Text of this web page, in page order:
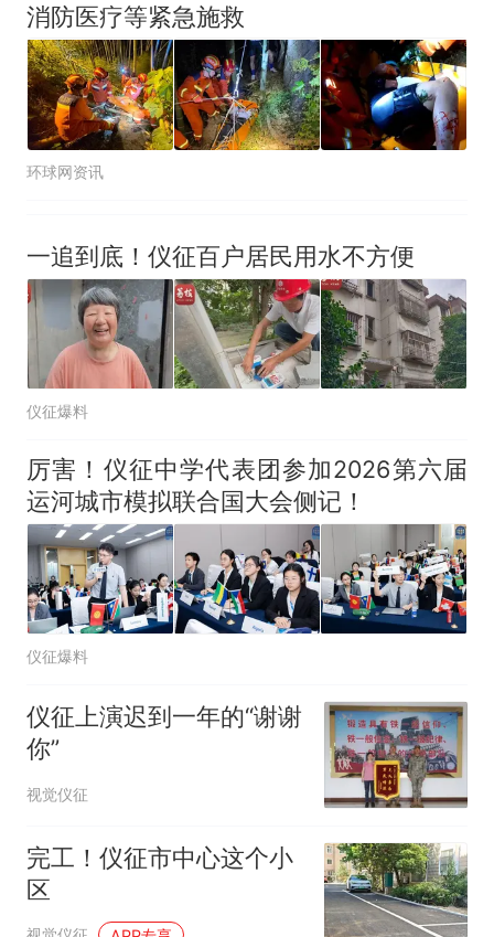
消防医疗等紧急施救
环球网资讯
一追到底！仪征百户居民用水不方便
仪征爆料
厉害！仪征中学代表团参加2026第六届
运河城市模拟联合国大会侧记！
仪征爆料
仪征上演迟到一年的“谢谢
你”
视觉仪征
完工！仪征市中心这个小
区